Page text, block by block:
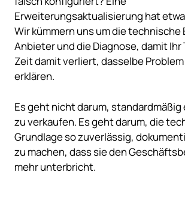
Erweiterungsaktualisierung hat
Wir kümmern uns um die technische
Anbieter und die Diagnose, damit Ihr
Zeit damit verliert, dasselbe
erklären.
Es geht nicht darum, standardmäßig
zu verkaufen. Es geht darum, die
Grundlage so zuverlässig,
zu machen, dass sie den
mehr unterbricht.